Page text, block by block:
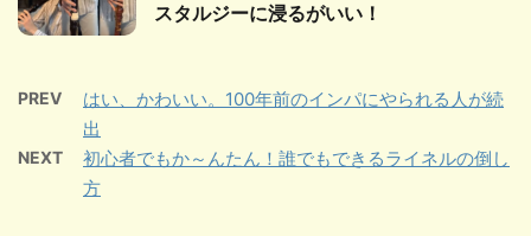
スタルジーに浸るがいい！
PREV
はい、かわいい。100年前のインパにやられる人が続
出
NEXT
初心者でもか～んたん！誰でもできるライネルの倒し
方